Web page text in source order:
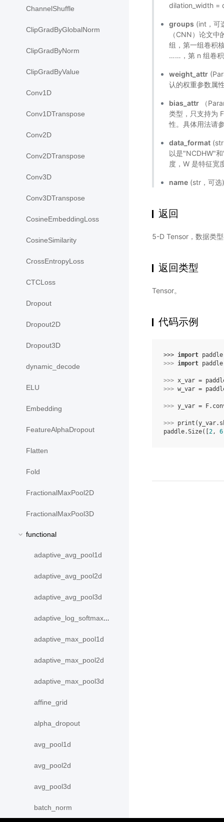
ChannelShuffle
ClipGradByGlobalNorm
ClipGradByNorm
ClipGradByValue
Conv1D
Conv1DTranspose
Conv2D
Conv2DTranspose
Conv3D
Conv3DTranspose
CosineEmbeddingLoss
CosineSimilarity
CrossEntropyLoss
CTCLoss
Dropout
Dropout2D
Dropout3D
dynamic_decode
ELU
Embedding
FeatureAlphaDropout
Flatten
Fold
FractionalMaxPool2D
FractionalMaxPool3D
functional
adaptive_avg_pool1d
adaptive_avg_pool2d
adaptive_avg_pool3d
adaptive_log_softmax_with_loss
adaptive_max_pool1d
adaptive_max_pool2d
adaptive_max_pool3d
affine_grid
alpha_dropout
avg_pool1d
avg_pool2d
avg_pool3d
batch_norm
dilation_width =
groups (int，可
（CNN）论文
组，第一组卷积
……，第 n 组卷积
weight_attr
认的权重参数属
bias_attr （
类型，只支持为
性。具体用法请
data_format
以是"NCDHW"
度，W 是特征宽
name (str，可
返回
5-D Tensor，数据类
返回类型
Tensor。
代码示例
>>> import paddle
>>> import
>>> x_var =
>>> w_var =
>>> y_var = F.
>>> print (y_var.
paddle.Size([2 , 6